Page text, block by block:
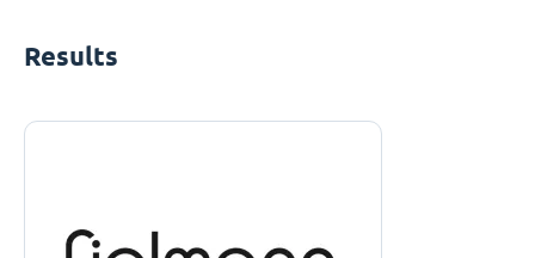
Results